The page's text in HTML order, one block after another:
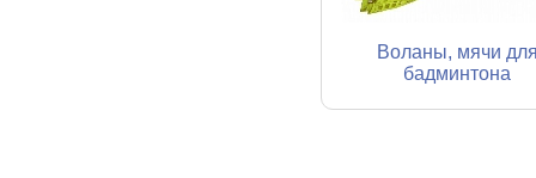
Воланы, мячи
бадминтона